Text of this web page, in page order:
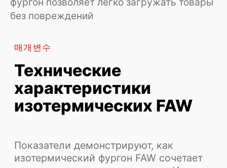
без повреждений
+
4x2, 6x4, 8x4
+ Двигатель
+ Ширина/высота
2,3–2,6 / 2,2–2,6 метров
6–9,3 метров
32–62 м³